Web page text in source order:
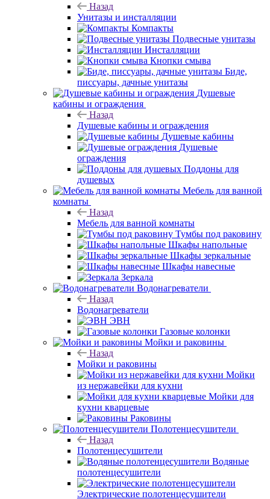
Назад
Унитазы и инсталляции
Компакты
Подвесные унитазы
Инсталляции
Кнопки смыва
Биде,
писсуары, дачные унитазы
Душевые
кабины и ограждения
Назад
Душевые кабины и ограждения
Душевые кабины
Душевые
ограждения
Поддоны для
душевых
Мебель для ванной
комнаты
Назад
Мебель для ванной комнаты
Тумбы под раковину
Шкафы напольные
Шкафы зеркальные
Шкафы навесные
Зеркала
Водонагреватели
Назад
Водонагреватели
ЭВН
Газовые колонки
Мойки и раковины
Назад
Мойки и раковины
Мойки
из нержавейки для кухни
Мойки для
кухни кварцевые
Раковины
Полотенцесушители
Назад
Полотенцесушители
Водяные
полотенцесушители
Электрические полотенцесушители